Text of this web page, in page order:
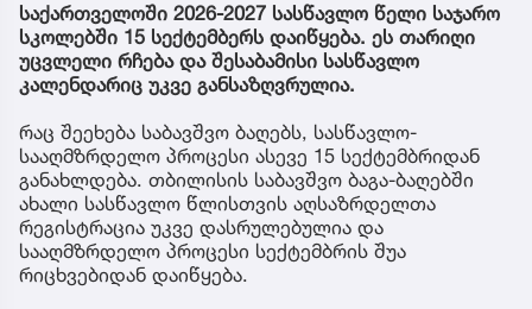
საქართველოში 2026-2027 სასწავლო წელი საჯარო
სკოლებში 15 სექტემბერს დაიწყება. ეს თარიღი
უცვლელი რჩება და შესაბამისი სასწავლო
კალენდარიც უკვე განსაზღვრულია.
რაც შეეხება საბავშვო ბაღებს, სასწავლო-
სააღმზრდელო პროცესი ასევე 15 სექტემბრიდან
განახლდება. თბილისის საბავშვო ბაგა-ბაღებში
ახალი სასწავლო წლისთვის აღსაზრდელთა
რეგისტრაცია უკვე დასრულებულია და
სააღმზრდელო პროცესი სექტემბრის შუა
რიცხვებიდან დაიწყება.